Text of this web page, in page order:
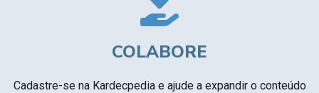
COLABORE
Cadastre-se na Kardecpedia e ajude a expandir o conteúdo